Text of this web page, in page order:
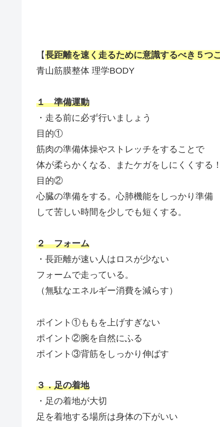
【長距離を速く走るために意識するべき５つ
青山筋膜整体 理学BODY
１ 準備運動
・走る前に必ず行いましょう
目的①
筋肉の準備体操やストレッチをすることで
体が柔らかくなる、またケガをしにくくする！
目的②
心臓の準備をする。心肺機能をしっかり準備
して苦しい時間を少しでも短くする。
２ フォーム
・長距離が速い人はロスが少ない
フォームで走っている。
（無駄なエネルギー消費を減らす）
ポイント①ももを上げすぎない
ポイント②腕を自然にふる
ポイント③背筋をしっかり伸ばす
３．足の着地
・足の着地が大切
足を着地する場所は身体の下がいい